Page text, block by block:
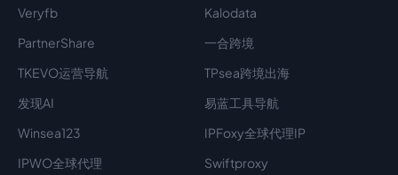
Veryfb
Kalodata
PartnerShare
一合跨境
TKEVO运营导航
TPsea跨境出海
发现AI
易蓝工具导航
Winsea123
IPFoxy全球代理IP
IPWO全球代理
Swiftproxy